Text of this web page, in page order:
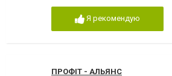
Я рекомендую
ПРОФІТ - АЛЬЯНС